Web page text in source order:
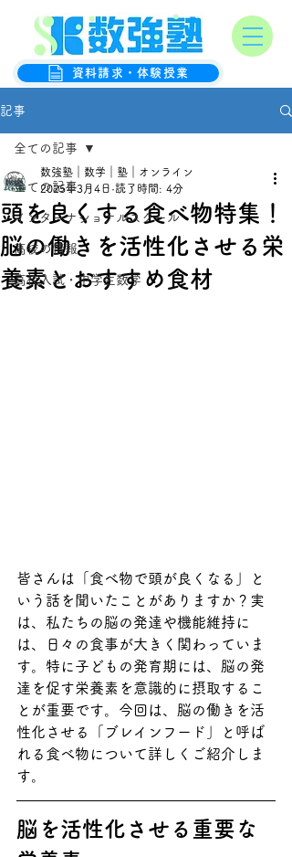
数強塾
オンライン数学克服塾
資料請求・体験授業
記事
全ての記事
インターナショナルスクール
高校の情報
高校入試・中学生数学
全ての記事
頭を良くする食べ物特集！
脳の働きを活性化させる栄
養素とおすすめ食材
数強塾｜数学｜塾｜オンライン
2025年3月4日 読了時間: 4分
皆さんは「食べ物で頭が良くなる」と
いう話を聞いたことがありますか？実
は、私たちの脳の発達や機能維持に
は、日々の食事が大きく関わっていま
す。特に子どもの発育期には、脳の発
達を促す栄養素を意識的に摂取するこ
とが重要です。今回は、脳の働きを活
性化させる「ブレインフード」と呼ば
れる食べ物について詳しくご紹介しま
す。
脳を活性化させる重要な